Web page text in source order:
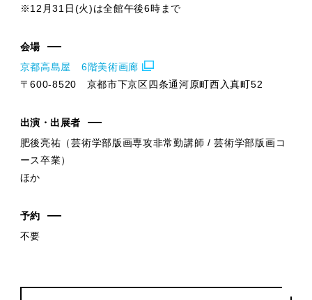
※12月31日(火)は全館午後6時まで
会場
京都高島屋 6階美術画廊
〒600-8520 京都市下京区四条通河原町西入真町52
出演・出展者
肥後亮祐（芸術学部版画専攻非常勤講師 / 芸術学部版画コ
ース卒業）
ほか
予約
不要